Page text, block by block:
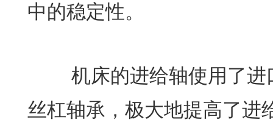
中的稳定性。
机床的进给轴使用了进
丝杠轴承，极大地提高了进